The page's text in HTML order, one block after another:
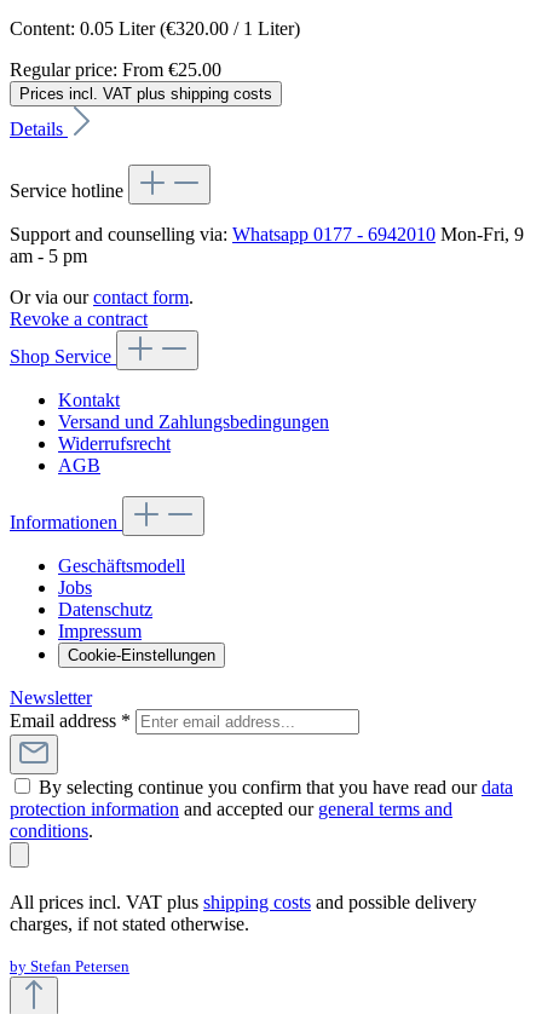
Content: 0.05 Liter(€320.00 / 1 Liter)
Regular price: From €25.00
Prices incl. VAT plus shipping costs
Details
Service hotline
Support and counselling via: Whatsapp 0177 - 6942010 Mon-Fri, 9
am - 5 pm
Or via ourcontact form.
Revoke a contract
Shop Service
Kontakt
Versand und Zahlungsbedingungen
Widerrufsrecht
AGB
Informationen
Geschäftsmodell
Jobs
Datenschutz
Impressum
Cookie-Einstellungen
Newsletter
Email address *
By selecting continue you confirm that you have read ourdata
protection information and accepted our general terms and
conditions.
All prices incl. VAT plus shipping costs and possible delivery
charges, if not stated otherwise.
by Stefan Petersen